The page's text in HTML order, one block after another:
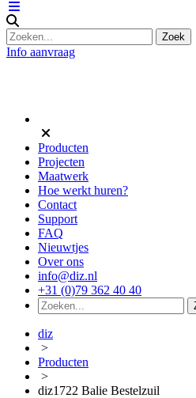
Info aanvraag
Producten
Projecten
Maatwerk
Hoe werkt huren?
Contact
Support
FAQ
Nieuwtjes
Over ons
info@diz.nl
+31 (0)79 362 40 40
diz
>
Producten
>
diz1722 Balie Bestelzuil